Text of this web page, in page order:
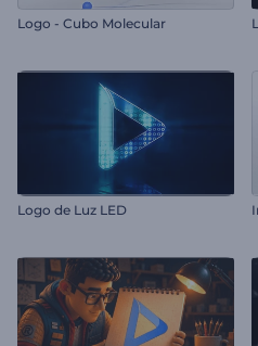
Logo - Cubo Molecular
Logo de Luz LED